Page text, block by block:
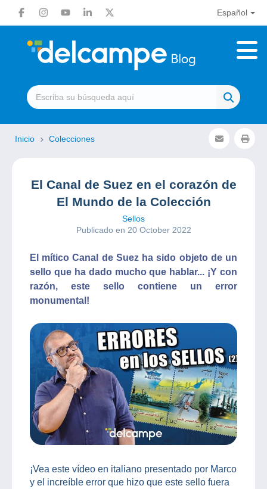
Español
Inicio Colecciones
El Canal de Suez en el corazón de
El Mundo de la Colección
Sellos
Publicado en 20 October 2022
El mítico Canal de Suez ha sido objeto de un
sello que ha dado mucho que hablar... ¡Y con
razón, este sello contiene un error
monumental!
¡Vea este vídeo en italiano presentado por Marco
y el increíble error que hizo que este sello fuera